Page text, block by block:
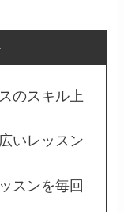
のスキル上
いレッスン
スンを毎回